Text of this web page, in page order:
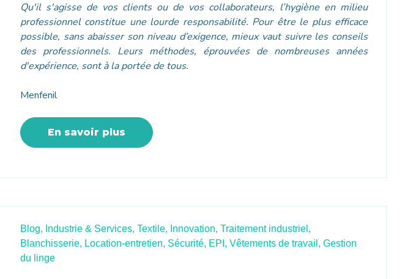
Qu'il s'agisse de vos clients ou de vos collaborateurs, l’hygiène en milieu
professionnel constitue une lourde responsabilité. Pour être le plus efficace
possible, sans abaisser son niveau d’exigence, mieux vaut suivre les conseils
des professionnels. Leurs méthodes, éprouvées de nombreuses années
d'expérience, sont à la portée de tous.
Menfenil
En savoir plus
Blog, Industrie & Services, Textile, Innovation, Traitement industriel,
Blanchisserie, Location-entretien, Sécurité, EPI, Vêtements de travail, Gestion
du linge